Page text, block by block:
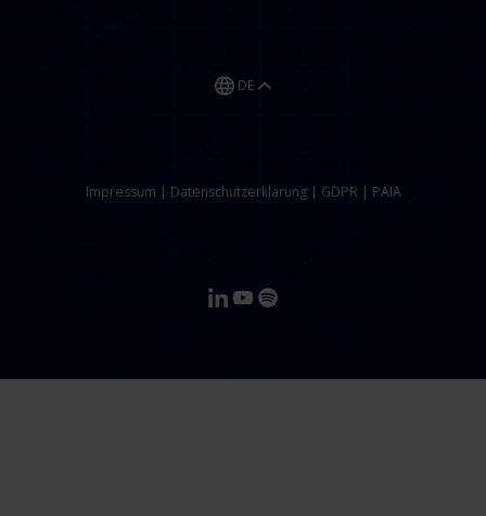
DE
Impressum | Datenschutzerklärung| GDPR | PAIA